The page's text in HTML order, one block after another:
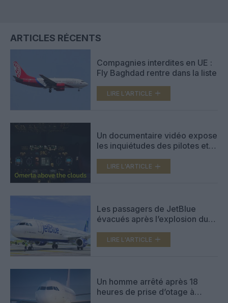
ARTICLES RÉCENTS
Compagnies interdites en UE :
Fly Baghdad rentre dans la liste
LIRE L'ARTICLE
Un documentaire vidéo expose
les inquiétudes des pilotes et
LIRE L'ARTICLE
Les passagers de JetBlue
évacués après l’explosion du
LIRE L'ARTICLE
Un homme arrêté après 18
heures de prise d’otage à